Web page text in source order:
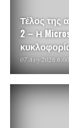
Τέλος της
2 – Η
07 Αυγ 2026